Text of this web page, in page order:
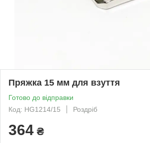
Пряжка 15 мм для взуття
Готово до відправки
Код: HG1214/15
Роздріб
364 ₴